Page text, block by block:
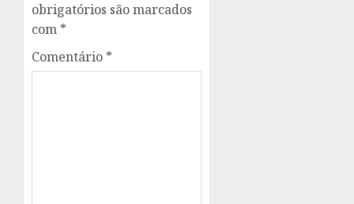
obrigatórios são marcados
com *
Comentário *